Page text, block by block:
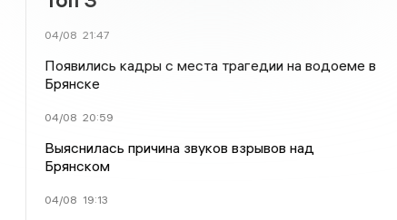
04/08 21:47
Появились кадры с места трагедии на водоеме в
Брянске
04/08 20:59
Выяснилась причина звуков взрывов над
Брянском
04/08 19:13